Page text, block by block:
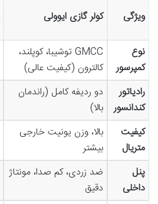
ویژگی کولر گازی ایوولی
نوع
کمپرسور
GMCC توشیبا، کوپلند،
کالترون (کیفیت عالی)
رادیاتور
کندانسور
دو ردیفه کامل (راندمان
بالا)
کیفیت
متریال
بالا، وزن یونیت خارجی
بیشتر
پنل
داخلی
ضد زردی، کم صدا، مونتاژ
دقیق